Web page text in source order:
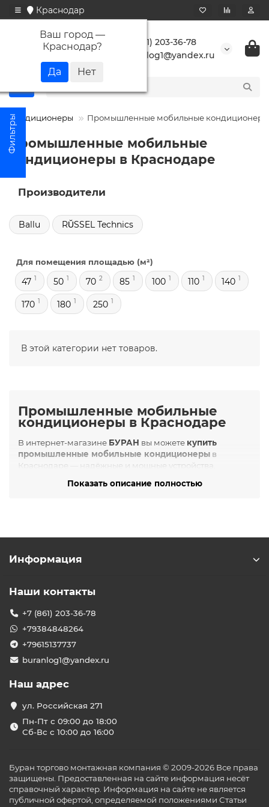
Краснодар
Ваш город —
Краснодар?
+7 (861) 203-36-78
buranlog1@yandex.ru
Кондиционеры Промышленные мобильные кондиционеры
Промышленные мобильные
кондиционеры в Краснодаре
Производители
Ballu RŬSSEL Technics
Для помещения площадью (м²)
47 1 50 1 70 2 85 1 100 1 110 1 140 1
170 1 180 1 250 1
В этой категории нет товаров.
Промышленные мобильные
кондиционеры в Краснодаре
В интернет-магазине БУРАН вы можете купить
промышленные мобильные кондиционеры в
Краснодаре — надёжные и мощные устройства,
технических помещений, производственных цехов,
мобильный кондиционер и где
Промышленные мобильные кондиционеры
установки, обладающие высокой
холодопроизводительностью (от 5 до 15 кВт и более) и
способностью эффективно работать в агрессивных
повышенной влажности. Их основная сфера
производственные цеха и участки;
складские помещения и логистические центры;
временные объекты (палатки, ангары, сцены);
коммерческие объекты при сбоях центрального
Преимущества промышленных
мобильных кондиционеров
🌬Высокая мощность— быстрое охлаждение
Показать описание полностью
Информация
Наши контакты
+7 (861) 203-36-78
+79384848264
+79615137737
buranlog1@yandex.ru
Наш адрес
ул. Российская 271
Пн-Пт с 09:00 до 18:00
Сб-Вс с 10:00 до 16:00
Буран торгово монтажная компания © 2009-2026 Все права
защищены. Предоставленная на сайте информация несёт
справочный характер. Информация на сайте не является
публичной офертой, определяемой положениями Статьи